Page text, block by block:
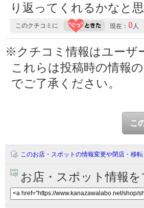
り返ってくれるかなと
このクチコミに 現在： 0 人
※クチコミ情報はユーザ
これらは投稿時の情報
でご了承ください。
こ
このお店・スポットの情報変更や閉店・移
お店・スポット情報